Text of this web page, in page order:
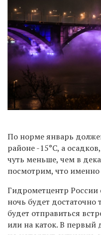
По норме январь
районе-15°С, а осадков,
чуть меньше, чем в
посмотрим, что
Гидрометцентр России
ночь будет
будет отправиться
или на каток. В первый